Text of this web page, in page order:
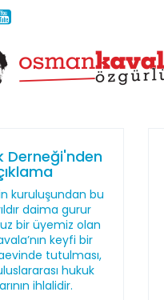
Derneği'nden
kuruluşundan bu
daima gurur
bir üyemiz olan
keyfi bir
tutulması,
hukuk
ihlalidir.